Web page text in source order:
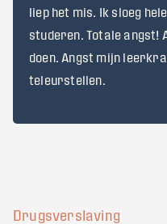
liep het mis. Ik sloeg
studeren. Totale angst!
doen. Angst mijn
teleurstellen.
Drugsverslaving